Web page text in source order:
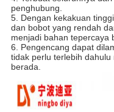
penghubung.
5. Dengan kekakuan
dan bobot yang rendah
menjadi bahan tepercaya
6. Pengencang dapat
tidak perlu terlebih
berada.